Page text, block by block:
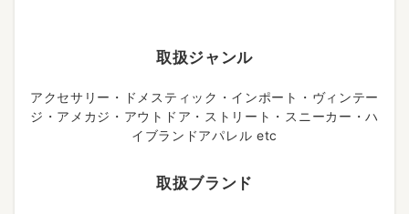
取扱ジャンル
アクセサリー・ドメスティック・インポート・ヴィンテー
ジ・アメカジ・アウトドア・ストリート・スニーカー・ハ
イブランドアパレル etc
取扱ブランド